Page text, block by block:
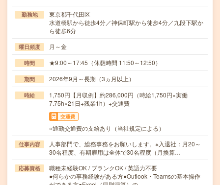
勤務地
東京都千代田区
水道橋駅から徒歩4分／神保町駅から徒歩4分／九段下駅か
ら徒歩6分
曜日頻度 月～金
時間 ★9:00～17:45（休憩時間 11:50～12:50）
期間 2026年9月～長期（3ヵ月以上）
時給
1,750円【月収例】約286,000円（時給1,750円×実働
7.75h×21日+残業1h）+交通費
交通費
○通勤交通費の支給あり（当社規定による）
仕事内容
人事部門で、総務事務をお願いします。※入退社：月20～
30名程度、有期雇用は全体で30名程度（月換算…
応募資格
職種未経験OK / ブランクOK / 英語力不要
●何らかの事務経験がある方●Outlook・Teamsの基本操作